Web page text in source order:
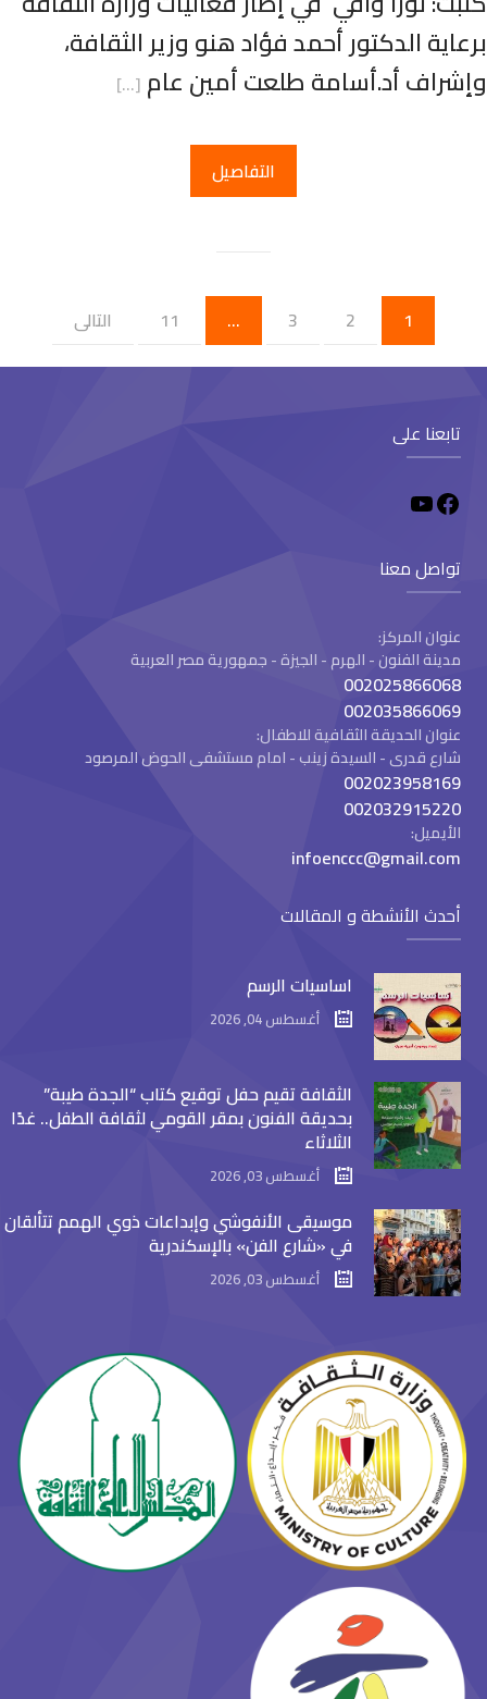
الدكتور أحمد فؤاد هنو وزير الثقافة،
أد.أسامة طلعت أمين عام […]
التفاصيل
1
2
3
…
11 التالى
تابعنا على
تواصل معنا
عنوان المركز:
مدينة الفنون - الهرم - الجيزة - جمهورية مصر العربية
002025866068
002035866069
عنوان الحديقة الثقافية للاطفال:
شارع قدرى - السيدة زينب - امام مستشفى الحوض المرصود
002023958169
002032915220
الأيميل:
infoenccc@gmail.com
أحدث الأنشطة و المقالات
اساسيات الرسم
أغسطس 04, 2026
الثقافة تقيم حفل توقيع كتاب “الجدة طيبة”
بحديقة الفنون بمقر القومي لثقافة الطفل.. غدًا
الثلاثاء
أغسطس 03, 2026
موسيقى الأنفوشي وإبداعات ذوي الهمم تتألقان
في «شارع الفن» بالإسكندرية
أغسطس 03, 2026